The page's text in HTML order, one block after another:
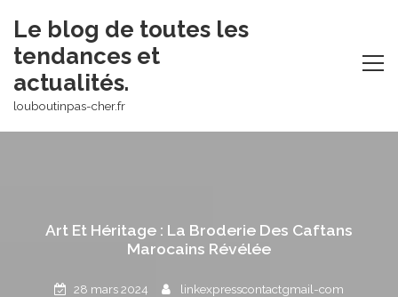
content
Le blog de toutes les
tendances et
actualités.
louboutinpas-cher.fr
Art Et Héritage : La Broderie Des Caftans
Marocains Révélée
28 mars 2024 linkexpresscontactgmail-com